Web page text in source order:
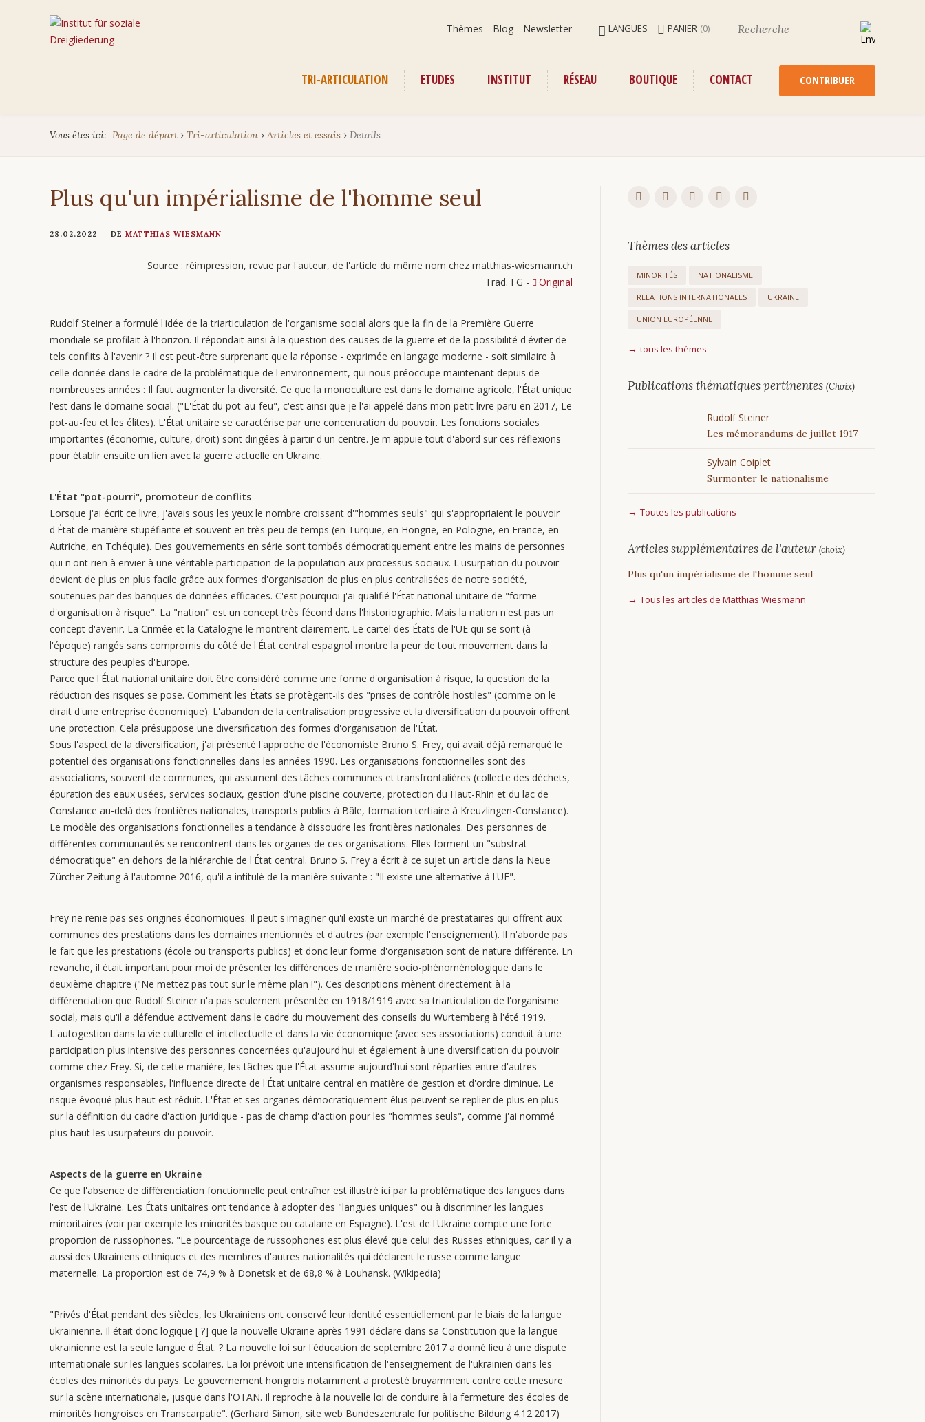
AU
LANGUES PANIER (0)
au
Thèmes Blog Newsletter
AllerTRI-ARTICULATION ETUDES INSTITUT RÉSEAU BOUTIQUE CONTACT
ALLER
CONTRIBUER
Vous êtes ici: Page de départ › Tri-articulation › Articles et essais › Details
Plus qu'un impérialisme de l'homme seul
28.02.2022 DE MATTHIAS WIESMANN
Source : réimpression, revue par l'auteur, de l'article du même nom chez matthias-wiesmann.ch
Trad. FG -
Original
Rudolf Steiner a formulé l'idée de la triarticulation de l'organisme social alors que la fin de la Première Guerre
mondiale se profilait à l'horizon. Il répondait ainsi à la question des causes de la guerre et de la possibilité d'éviter de
tels conflits à l'avenir ? Il est peut-être surprenant que la réponse - exprimée en langage moderne - soit similaire à
celle donnée dans le cadre de la problématique de l'environnement, qui nous préoccupe maintenant depuis de
nombreuses années : Il faut augmenter la diversité. Ce que la monoculture est dans le domaine agricole, l'État unique
l'est dans le domaine social. ("L'État du pot-au-feu", c'est ainsi que je l'ai appelé dans mon petit livre paru en 2017, Le
pot-au-feu et les élites). L'État unitaire se caractérise par une concentration du pouvoir. Les fonctions sociales
importantes (économie, culture, droit) sont dirigées à partir d'un centre. Je m'appuie tout d'abord sur ces réflexions
pour établir ensuite un lien avec la guerre actuelle en Ukraine.
L'État "pot-pourri", promoteur de conflits
Lorsque j'ai écrit ce livre, j'avais sous les yeux le nombre croissant d'"hommes seuls" qui s'appropriaient le pouvoir
d'État de manière stupéfiante et souvent en très peu de temps (en Turquie, en Hongrie, en Pologne, en France, en
Autriche, en Tchéquie). Des gouvernements en série sont tombés démocratiquement entre les mains de personnes
qui n'ont rien à envier à une véritable participation de la population aux processus sociaux. L'usurpation du pouvoir
devient de plus en plus facile grâce aux formes d'organisation de plus en plus centralisées de notre société,
soutenues par des banques de données efficaces. C'est pourquoi j'ai qualifié l'État national unitaire de "forme
d'organisation à risque". La "nation" est un concept très fécond dans l'historiographie. Mais la nation n'est pas un
concept d'avenir. La Crimée et la Catalogne le montrent clairement. Le cartel des États de l'UE qui se sont (à
l'époque) rangés sans compromis du côté de l'État central espagnol montre la peur de tout mouvement dans la
structure des peuples d'Europe.
Parce que l'État national unitaire doit être considéré comme une forme d'organisation à risque, la question de la
réduction des risques se pose. Comment les États se protègent-ils des "prises de contrôle hostiles" (comme on le
dirait d'une entreprise économique). L'abandon de la centralisation progressive et la diversification du pouvoir offrent
une protection. Cela présuppose une diversification des formes d'organisation de l'État.
Sous l'aspect de la diversification, j'ai présenté l'approche de l'économiste Bruno S. Frey, qui avait déjà remarqué le
potentiel des organisations fonctionnelles dans les années 1990. Les organisations fonctionnelles sont des
associations, souvent de communes, qui assument des tâches communes et transfrontalières (collecte des déchets,
épuration des eaux usées, services sociaux, gestion d'une piscine couverte, protection du Haut-Rhin et du lac de
Constance au-delà des frontières nationales, transports publics à Bâle, formation tertiaire à Kreuzlingen-Constance).
Le modèle des organisations fonctionnelles a tendance à dissoudre les frontières nationales. Des personnes de
différentes communautés se rencontrent dans les organes de ces organisations. Elles forment un "substrat
démocratique" en dehors de la hiérarchie de l'État central. Bruno S. Frey a écrit à ce sujet un article dans la Neue
Zürcher Zeitung à l'automne 2016, qu'il a intitulé de la manière suivante : "Il existe une alternative à l'UE".
Frey ne renie pas ses origines économiques. Il peut s'imaginer qu'il existe un marché de prestataires qui offrent aux
communes des prestations dans les domaines mentionnés et d'autres (par exemple l'enseignement). Il n'aborde pas
le fait que les prestations (école ou transports publics) et donc leur forme d'organisation sont de nature différente. En
revanche, il était important pour moi de présenter les différences de manière socio-phénoménologique dans le
deuxième chapitre ("Ne mettez pas tout sur le même plan !"). Ces descriptions mènent directement à la
différenciation que Rudolf Steiner n'a pas seulement présentée en 1918/1919 avec sa triarticulation de l'organisme
social, mais qu'il a défendue activement dans le cadre du mouvement des conseils du Wurtemberg à l'été 1919.
L'autogestion dans la vie culturelle et intellectuelle et dans la vie économique (avec ses associations) conduit à une
participation plus intensive des personnes concernées qu'aujourd'hui et également à une diversification du pouvoir
comme chez Frey. Si, de cette manière, les tâches que l'État assume aujourd'hui sont réparties entre d'autres
organismes responsables, l'influence directe de l'État unitaire central en matière de gestion et d'ordre diminue. Le
risque évoqué plus haut est réduit. L'État et ses organes démocratiquement élus peuvent se replier de plus en plus
sur la définition du cadre d'action juridique - pas de champ d'action pour les "hommes seuls", comme j'ai nommé
plus haut les usurpateurs du pouvoir.
Aspects de la guerre en Ukraine
Ce que l'absence de différenciation fonctionnelle peut entraîner est illustré ici par la problématique des langues dans
l'est de l'Ukraine. Les États unitaires ont tendance à adopter des "langues uniques" ou à discriminer les langues
minoritaires (voir par exemple les minorités basque ou catalane en Espagne). L'est de l'Ukraine compte une forte
proportion de russophones. "Le pourcentage de russophones est plus élevé que celui des Russes ethniques, car il y a
aussi des Ukrainiens ethniques et des membres d'autres nationalités qui déclarent le russe comme langue
maternelle. La proportion est de 74,9 % à Donetsk et de 68,8 % à Louhansk. (Wikipedia)
"Privés d'État pendant des siècles, les Ukrainiens ont conservé leur identité essentiellement par le biais de la langue
ukrainienne. Il était donc logique [ ?] que la nouvelle Ukraine après 1991 déclare dans sa Constitution que la langue
ukrainienne est la seule langue d'État. ? La nouvelle loi sur l'éducation de septembre 2017 a donné lieu à une dispute
internationale sur les langues scolaires. La loi prévoit une intensification de l'enseignement de l'ukrainien dans les
écoles des minorités du pays. Le gouvernement hongrois notamment a protesté bruyamment contre cette mesure
sur la scène internationale, jusque dans l'OTAN. Il reproche à la nouvelle loi de conduire à la fermeture des écoles de
minorités hongroises en Transcarpatie". (Gerhard Simon, site web Bundeszentrale für politische Bildung 4.12.2017)
Thèmes des articles
MINORITÉS NATIONALISME
RELATIONS INTERNATIONALES UKRAINE
UNION EUROPÉENNE
tous les thémes
Publications thématiques pertinentes (Choix)
Rudolf Steiner
Les mémorandums de juillet 1917
Sylvain Coiplet
Surmonter le nationalisme
Toutes les publications
Articles supplémentaires de l'auteur (choix)
Plus qu'un impérialisme de l'homme seul
Tous les articles de Matthias Wiesmann